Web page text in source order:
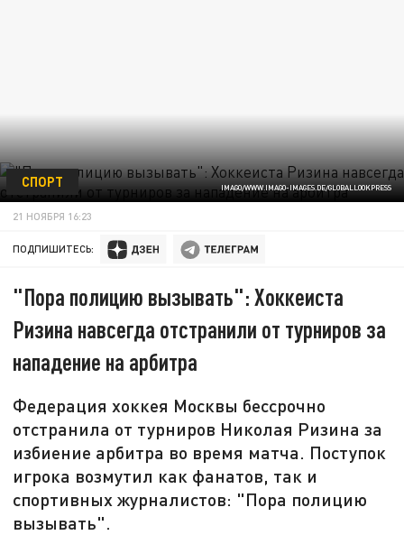
IMAGO/WWW.IMAGO-IMAGES.DE/GLOBALLOOKPRESS
СПОРТ
21 НОЯБРЯ 16:23
ПОДПИШИТЕСЬ:
"Пора полицию вызывать": Хоккеиста
Ризина навсегда отстранили от турниров за
нападение на арбитра
Федерация хоккея Москвы бессрочно
отстранила от турниров Николая Ризина за
избиение арбитра во время матча. Поступок
игрока возмутил как фанатов, так и
спортивных журналистов: "Пора полицию
вызывать".